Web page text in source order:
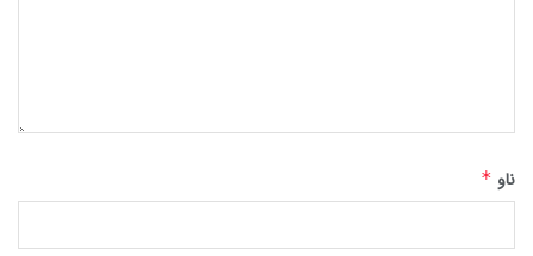
ناو *